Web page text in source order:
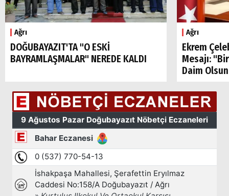
Ağrı
DOĞUBAYAZIT'TA "O ESKİ
BAYRAMLAŞMALAR" NEREDE KALDI
Ağrı
Ekrem
Mesajı:
Daim